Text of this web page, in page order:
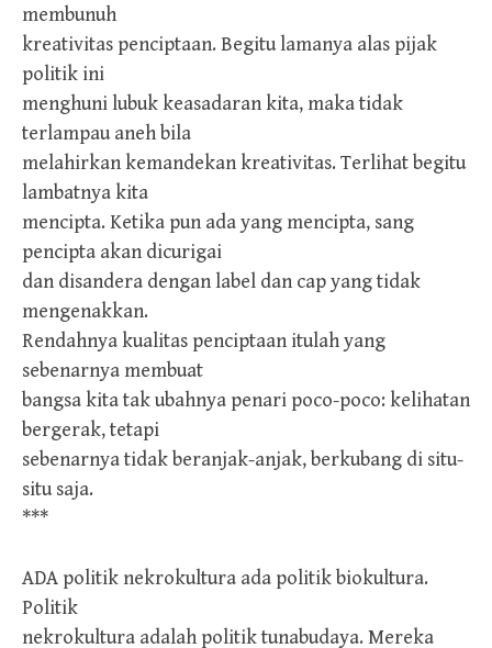
membunuh
kreativitas penciptaan. Begitu lamanya alas pijak
politik ini
menghuni lubuk keasadaran kita, maka tidak
terlampau aneh bila
melahirkan kemandekan kreativitas. Terlihat begitu
lambatnya kita
mencipta. Ketika pun ada yang mencipta, sang
pencipta akan dicurigai
dan disandera dengan label dan cap yang tidak
mengenakkan.
Rendahnya kualitas penciptaan itulah yang
sebenarnya membuat
bangsa kita tak ubahnya penari poco-poco: kelihatan
bergerak, tetapi
sebenarnya tidak beranjak-anjak, berkubang di situ-
situ saja.
***
ADA politik nekrokultura ada politik biokultura.
Politik
nekrokultura adalah politik tunabudaya. Mereka